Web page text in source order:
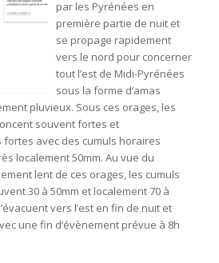
par les Pyrénées en
première partie de nuit et
se propage rapidement
vers le nord pour concerner
tout l’est de Midi-Pyrénées
sous la forme d’amas
pluvieux. Sous ces orages, les
souvent fortes et
avec des cumuls horaires
localement 50mm. Au vue du
lent de ces orages, les cumuls
30 à 50mm et localement 70 à
vers l’est en fin de nuit et
une fin d’évènement prévue à 8h